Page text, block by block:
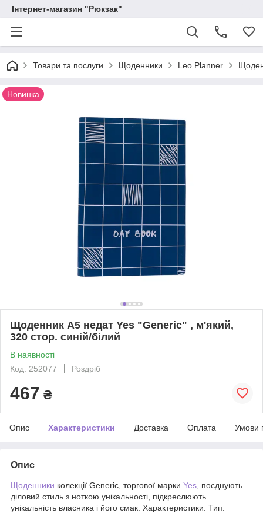
Інтернет-магазин "Рюкзак"
Товари та послуги Щоденники Leo Planner
Новинка
Щоденник А5 недат Yes "Generic" , м'який,
320 стор. синій/білий
В наявності
Код: 252077
Роздріб
467 ₴
Опис Характеристики Доставка Оплата Умови
Опис
Щоденники колекції Generic, торгової марки Yes , поєднують
діловий стиль з ноткою унікальності, підкреслюють
унікальність власника і його смак. Характеристики: Тип: